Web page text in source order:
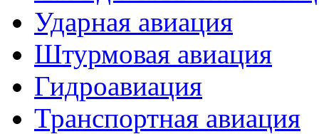
Ударная авиация
Штурмовая авиация
Гидроавиация
Транспортная авиация